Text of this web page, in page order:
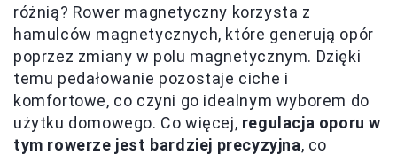
różnią? Rower magnetyczny korzysta z
hamulców magnetycznych, które generują opór
poprzez zmiany w polu magnetycznym. Dzięki
temu pedałowanie pozostaje ciche i
komfortowe, co czyni go idealnym wyborem do
użytku domowego. Co więcej, regulacja oporu w
tym rowerze jest bardziej precyzyjna, co